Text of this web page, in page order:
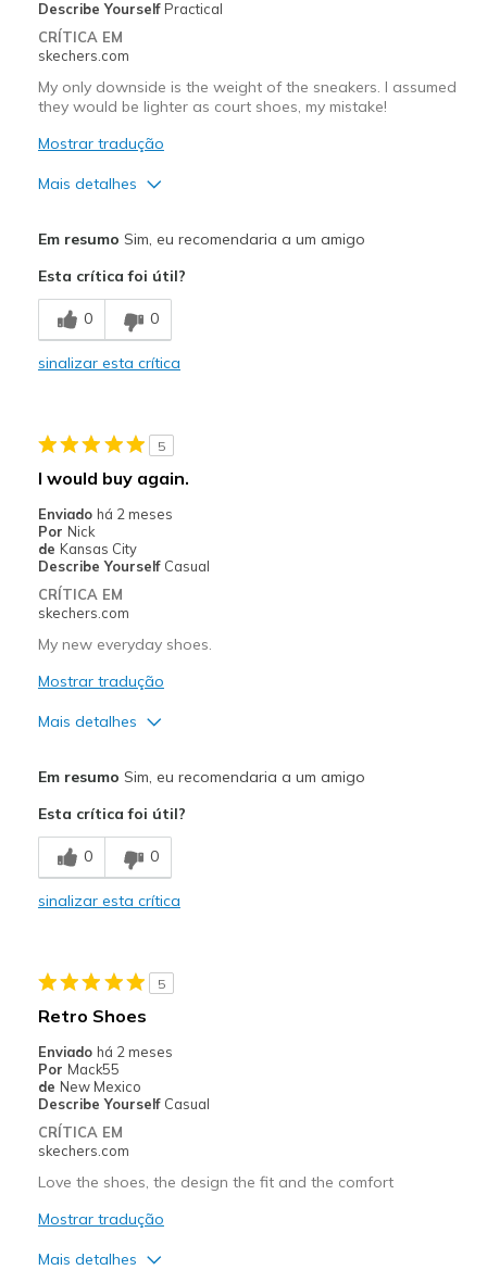
Describe Yourself Practical
CRÍTICA EM
skechers.com
My only downside is the weight of the sneakers. I assumed
they would be lighter as court shoes, my mistake!
Mostrar tradução
Mais detalhes
Comfortable
Melhores utilizações
Casual Wear
Sizing
View On Shoes
Shoes are for Wearing
Em resumo Sim, eu recomendaria a um amigo
Esta crítica foi útil?
0 0
sinalizar esta crítica
5
I would buy again.
Enviado há 2 meses
Por Nick
de Kansas City
Describe Yourself Casual
CRÍTICA EM
skechers.com
My new everyday shoes.
Mostrar tradução
Mais detalhes
Comfortable
Durable
View On Shoes
Em resumo Sim, eu recomendaria a um amigo
Esta crítica foi útil?
0 0
sinalizar esta crítica
5
Retro Shoes
Enviado há 2 meses
Por Mack55
de New Mexico
Describe Yourself Casual
CRÍTICA EM
skechers.com
Love the shoes, the design the fit and the comfort
Mostrar tradução
Mais detalhes